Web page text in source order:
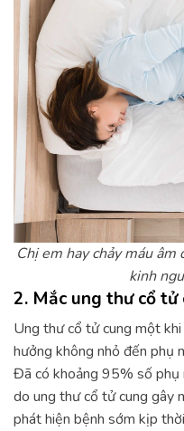
Chị em hay chảy máu
kinh
2. Mắc ung thư cổ tử
Ung thư cổ tử cung một
hưởng không nhỏ đến phụ
Đã có khoảng 95% số phụ
do ung thư cổ tử cung gây
phát hiện bệnh sớm kịp